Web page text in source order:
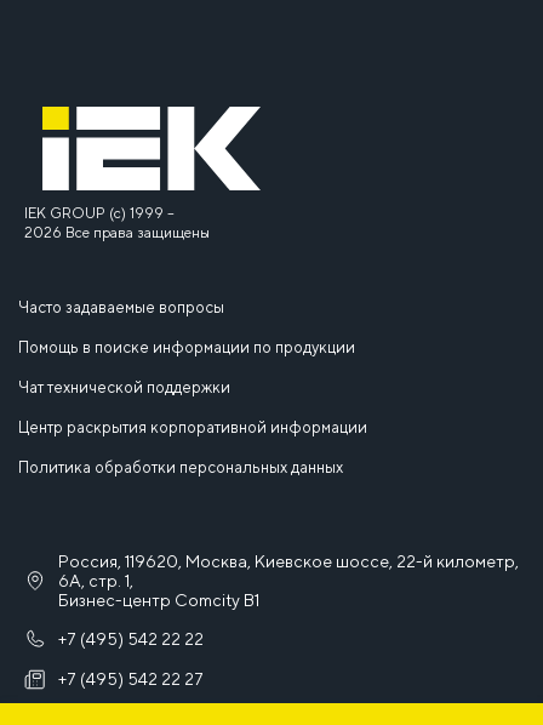
IEK GROUP (c) 1999 –
2026 Все права защищены
Часто задаваемые вопросы
Помощь в поиске информации по продукции
Чат технической поддержки
Центр раскрытия корпоративной информации
Политика обработки персональных данных
Россия, 119620, Москва, Киевское шоссе, 22-й километр,
6А, стр. 1,
Бизнес-центр Comcity B1
+7 (495) 542 22 22
+7 (495) 542 22 27